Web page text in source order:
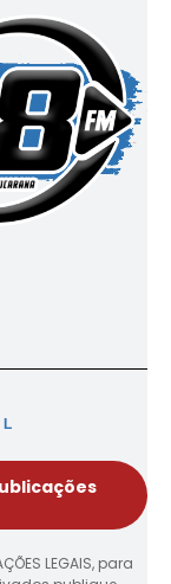
LEGAIS, para